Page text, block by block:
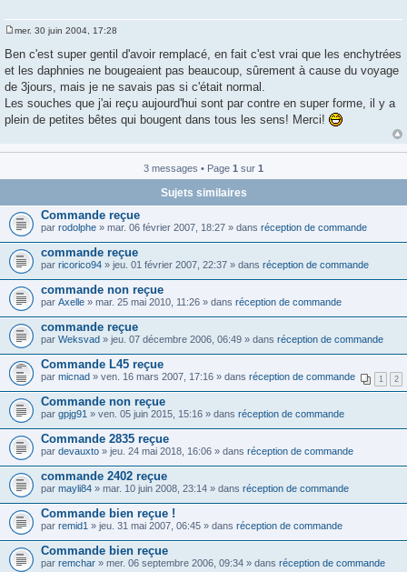
s
g
e
mer. 30 juin 2004, 17:28
Ben c'est super gentil d'avoir remplacé, en fait c'est vrai que les enchytrées
et les daphnies ne bougeaient pas beaucoup, sûrement à cause du voyage
de 3jours, mais je ne savais pas si c'était normal.
Les souches que j'ai reçu aujourd'hui sont par contre en super forme, il y a
plein de petites bêtes qui bougent dans tous les sens! Merci!
3 messages • Page 1 sur 1
Sujets similaires
Commande reçue
par rodolphe » mar. 06 février 2007, 18:27 » dans réception de commande
commande reçue
par ricorico94 » jeu. 01 février 2007, 22:37 » dans réception de commande
commande non reçue
par Axelle » mar. 25 mai 2010, 11:26 » dans réception de commande
commande reçue
par Weksvad » jeu. 07 décembre 2006, 06:49 » dans réception de commande
Commande L45 reçue
1 2
par micnad » ven. 16 mars 2007, 17:16 » dans réception de commande
Commande non reçue
par gpjg91 » ven. 05 juin 2015, 15:16 » dans réception de commande
Commande 2835 reçue
par devauxto » jeu. 24 mai 2018, 16:06 » dans réception de commande
commande 2402 reçue
par mayli84 » mar. 10 juin 2008, 23:14 » dans réception de commande
Commande bien reçue !
par remid1 » jeu. 31 mai 2007, 06:45 » dans réception de commande
Commande bien reçue
par remchar » mer. 06 septembre 2006, 09:34 » dans réception de commande